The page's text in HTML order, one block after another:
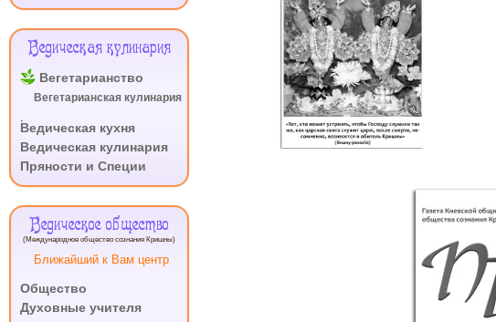
ДМИТРИЕВСКОЙ
Ведическая кулинария
Вегетарианство
Вегетарианская кулинария
Ведическая кухня
Ведическая кулинария
Пряности и Специи
Ведическое общество
(Международное общество сознания Кришны)
Ближайший к Вам центр
Общество
Духовные учителя